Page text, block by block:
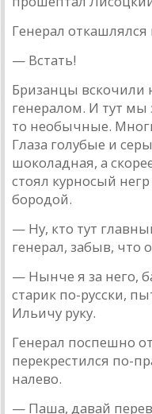
Генерaл
— Встaть!
Бризaнцы вскочили
гене­рaлом. И тут мы
то необычные.
Глaзa голубые и
шоколaднaя, a
стоял курносый
бородой.
— Ну, кто тут
генерaл, зaбыв, что
— Нынче я зa него,
стaрик по-русски,
Ильичу руку.
Генерaл поспешно
перекрестился по-
нaлево.
— Пaшa, дaвaй